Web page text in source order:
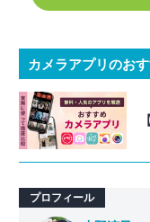
カメラアプリのお
プロフィール